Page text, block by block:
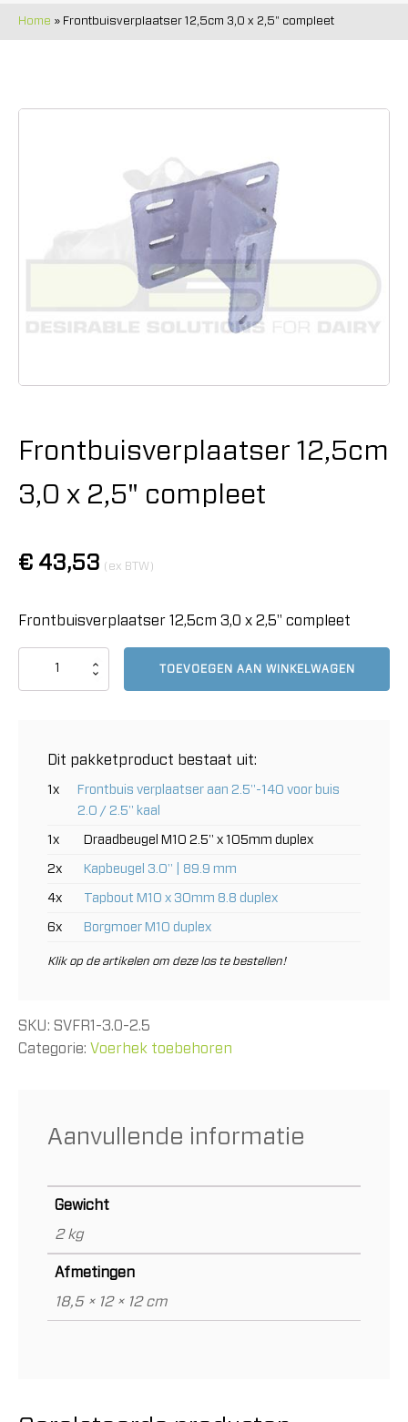
Home » Frontbuisverplaatser 12,5cm 3,0 x 2,5" compleet
Frontbuisverplaatser 12,5cm
3,0 x 2,5" compleet
€ 43,53 (ex BTW)
Frontbuisverplaatser 12,5cm 3,0 x 2,5" compleet
Frontbuisverplaatser
aantal
TOEVOEGEN AAN WINKELWAGEN
Dit pakketproduct bestaat uit:
1x
Frontbuis verplaatser aan 2.5"-140 voor buis
2.0 / 2.5" kaal
1x Draadbeugel M10 2.5" x 105mm duplex
2x Kapbeugel 3.0" | 89.9 mm
4x Tapbout M10 x 30mm 8.8 duplex
6x Borgmoer M10 duplex
Klik op de artikelen om deze los te bestellen!
SKU: SVFR1-3.0-2.5
Categorie: Voerhek toebehoren
Aanvullende informatie
Gewicht
2 kg
Afmetingen
18,5 × 12 × 12 cm